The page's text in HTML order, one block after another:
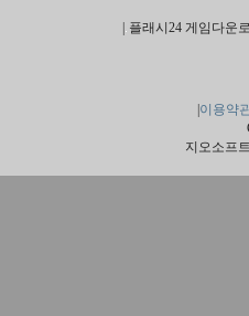
|플래시24 게임다운
|이용약
지오소프